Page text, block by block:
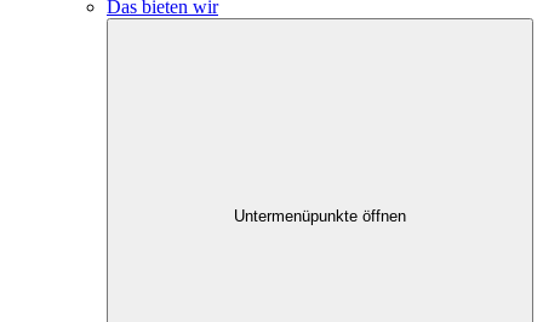
Das bieten wir
Untermenüpunkte öffnen